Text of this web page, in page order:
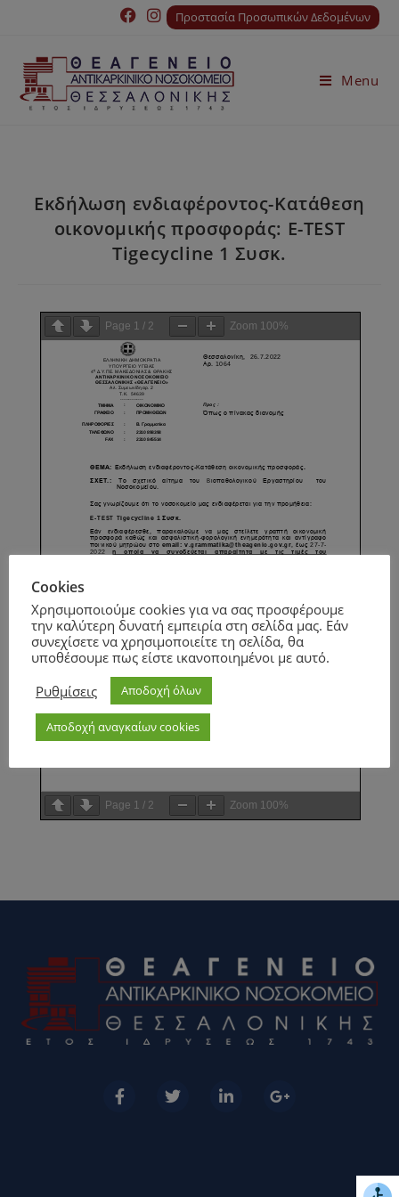
Προστασία Προσωπικών Δεδομένων
Menu
Εκδήλωση ενδιαφέροντος-Κατάθεση
οικονομικής προσφοράς: E-TEST
Tigecycline 1 Συσκ.
Page 1 / 2 Zoom 100%
Page 1 / 2 Zoom 100%
Cookies
Χρησιμοποιούμε cookies για να σας προσφέρουμε
την καλύτερη δυνατή εμπειρία στη σελίδα μας. Εάν
συνεχίσετε να χρησιμοποιείτε τη σελίδα, θα
υποθέσουμε πως είστε ικανοποιημένοι με αυτό.
Ρυθμίσεις
Αποδοχή όλων
Αποδοχή αναγκαίων cookies